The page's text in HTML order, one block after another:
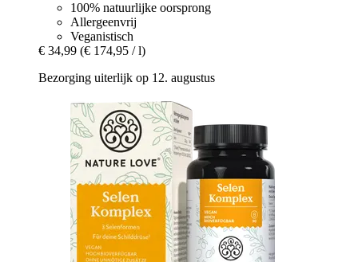
100% natuurlijke oorsprong
Allergeenvrij
Veganistisch
€ 34,99 (€ 174,95 / l)
Bezorging uiterlijk op 12. augustus